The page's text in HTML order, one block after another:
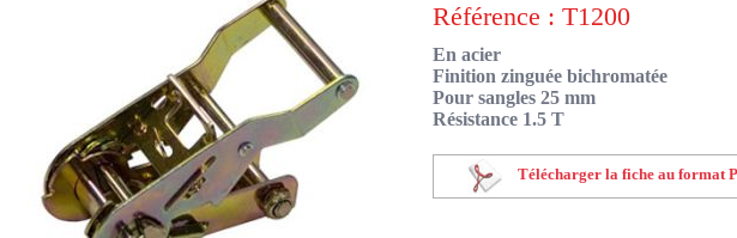
Référence : T1200
En acier
Finition zinguée bichromatée
Pour sangles 25 mm
Résistance 1.5 T
Télécharger la fiche au format